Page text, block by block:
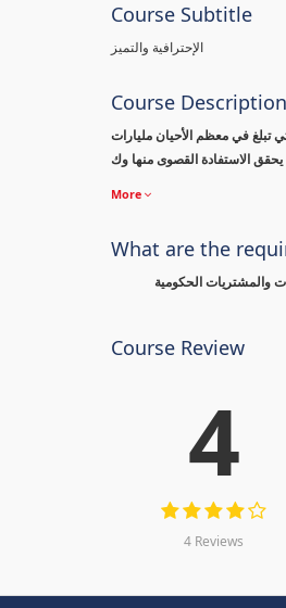
Course Subtitle
الإحترافية والتميز
Course Description
تبلغ في معظم الأحيان مليارات
يحقق الاستفادة القصوى منها وك
More
What are the
والمشتريات الحكومية
Course Review
4
4 Reviews